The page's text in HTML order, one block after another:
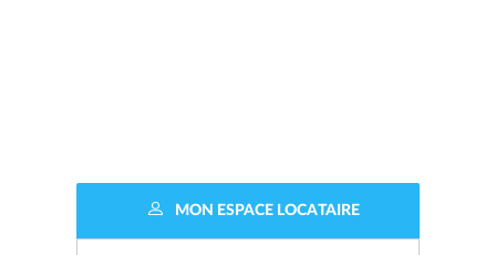
MON ESPACE LOCATAIRE